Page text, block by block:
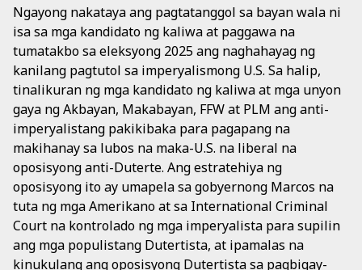
Ngayong nakataya ang pagtatanggol sa bayan wala ni
isa sa mga kandidato ng kaliwa at paggawa na
tumatakbo sa eleksyong 2025 ang naghahayag ng
kanilang pagtutol sa imperyalismong U.S. Sa halip,
tinalikuran ng mga kandidato ng kaliwa at mga unyon
gaya ng Akbayan, Makabayan, FFW at PLM ang anti-
imperyalistang pakikibaka para pagapang na
makihanay sa lubos na maka-U.S. na liberal na
oposisyong anti-Duterte. Ang estratehiya ng
oposisyong ito ay umapela sa gobyernong Marcos na
tuta ng mga Amerikano at sa International Criminal
Court na kontrolado ng mga imperyalista para supilin
ang mga populistang Dutertista, at ipamalas na
kinukulang ang oposisyong Dutertista sa pagbigay-